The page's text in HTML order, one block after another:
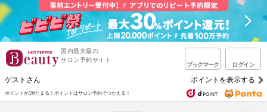
国内最大級の
サロン予約サイト
ブックマーク ログイン
ゲストさん ポイントを表示する
ポイントが1%たまる！ ポイントはサロン予約でつかえる！